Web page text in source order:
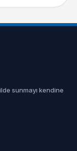
sunmayı kendine